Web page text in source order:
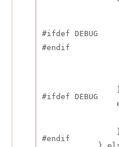
//sd
if(dataFile
sd =
#ifdef DEBUG
#endif
}
//ファイル
#ifdef DEBUG
//
#endif